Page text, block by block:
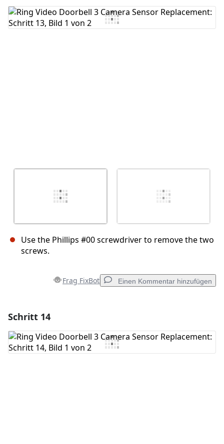
Kommentar hinzufügen
Use the Phillips #00 screwdriver to remove the two
screws.
Frag FixBot Einen Kommentar hinzufügen
Kommentar hinzufügen
Schritt 14